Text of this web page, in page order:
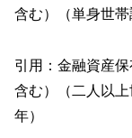
含む）（単身世
引用：金融資産
含む）（二人以
年）